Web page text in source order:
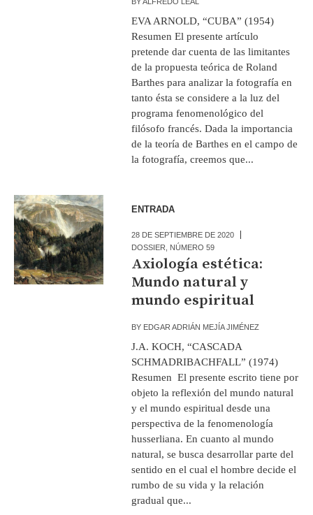
EVA ARNOLD, “CUBA” (1954)
Resumen El presente artículo
pretende dar cuenta de las limitantes
de la propuesta teórica de Roland
Barthes para analizar la fotografía en
tanto ésta se considere a la luz del
programa fenomenológico del
filósofo francés. Dada la importancia
de la teoría de Barthes en el campo de
la fotografía, creemos que...
ENTRADA
28 DE SEPTIEMBRE DE 2020
DOSSIER
NÚMERO 59
Axiología estética:
Mundo natural y
mundo espiritual
BY EDGAR ADRIÁN MEJÍA JIMÉNEZ
J.A. KOCH, “CASCADA
SCHMADRIBACHFALL” (1974)
Resumen El presente escrito tiene por
objeto la reflexión del mundo natural
y el mundo espiritual desde una
perspectiva de la fenomenología
husserliana. En cuanto al mundo
natural, se busca desarrollar parte del
sentido en el cual el hombre decide el
rumbo de su vida y la relación
gradual que...